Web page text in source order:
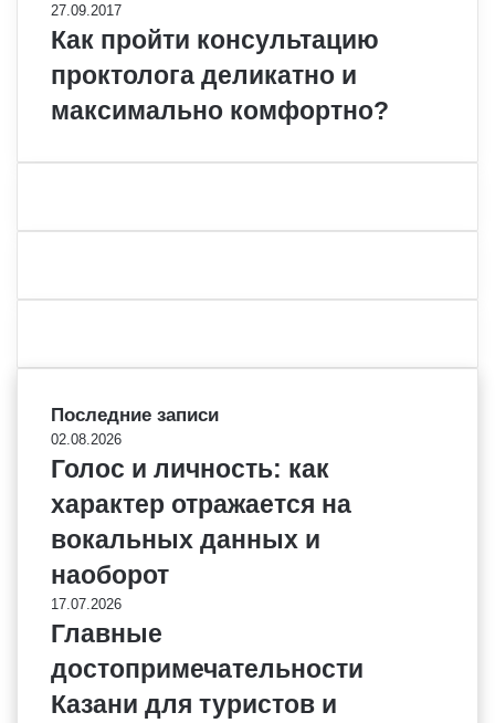
27.09.2017
Как пройти консультацию
проктолога деликатно и
максимально комфортно?
Последние записи
02.08.2026
Голос и личность: как
характер отражается на
вокальных данных и
наоборот
17.07.2026
Главные
достопримечательности
Казани для туристов и